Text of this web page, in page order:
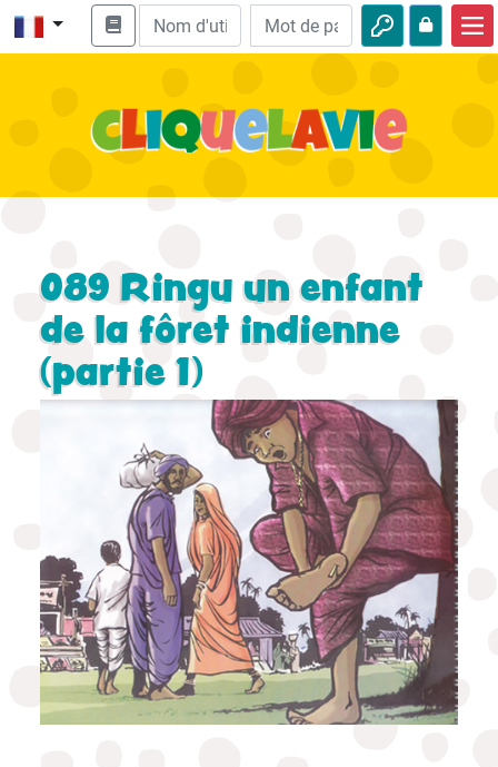
Enseignement biblique
Aventures
089 Ringu un enfant
de la fôret indienne
(partie 1)